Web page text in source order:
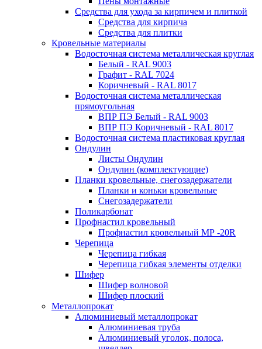
Средства для ухода за кирпичем и плиткой
Средства для кирпича
Средства для плитки
Кровельные материалы
Водосточная система металлическая круглая
Белый - RAL 9003
Графит - RAL 7024
Коричневый - RAL 8017
Водосточная система металлическая
прямоугольная
ВПР ПЭ Белый - RAL 9003
ВПР ПЭ Коричневый - RAL 8017
Водосточная система пластиковая круглая
Ондулин
Листы Ондулин
Ондулин (комплектующие)
Планки кровельные, снегозадержатели
Планки и коньки кровельные
Снегозадержатели
Поликарбонат
Профнастил кровельный
Профнастил кровельный МР -20R
Черепица
Черепица гибкая
Черепица гибкая элементы отделки
Шифер
Шифер волновой
Шифер плоский
Металлопрокат
Алюминиевый металлопрокат
Алюминиевая труба
Алюминиевый уголок, полоса,